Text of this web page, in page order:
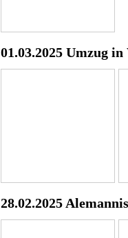
01.03.2025 Umzug
28.02.2025